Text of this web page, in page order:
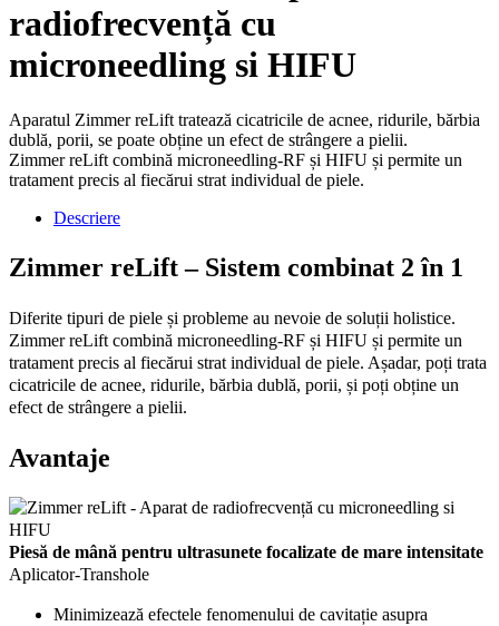
radiofrecvență cu
microneedling si HIFU
Aparatul Zimmer reLift tratează cicatricile de acnee, ridurile, bărbia
dublă, porii, se poate obține un efect de strângere a pielii.
Zimmer reLift combină microneedling-RF și HIFU și permite un
tratament precis al fiecărui strat individual de piele.
Descriere
Zimmer reLift – Sistem combinat 2 în 1
Diferite tipuri de piele și probleme au nevoie de soluții holistice.
Zimmer reLift combină microneedling-RF și HIFU și permite un
tratament precis al fiecărui strat individual de piele. Așadar, poți trata
cicatricile de acnee, ridurile, bărbia dublă, porii, și poți obține un
efect de strângere a pielii.
Avantaje
Piesă de mână pentru ultrasunete focalizate de mare intensitate
Aplicator-Transhole
Minimizează efectele fenomenului de cavitație asupra